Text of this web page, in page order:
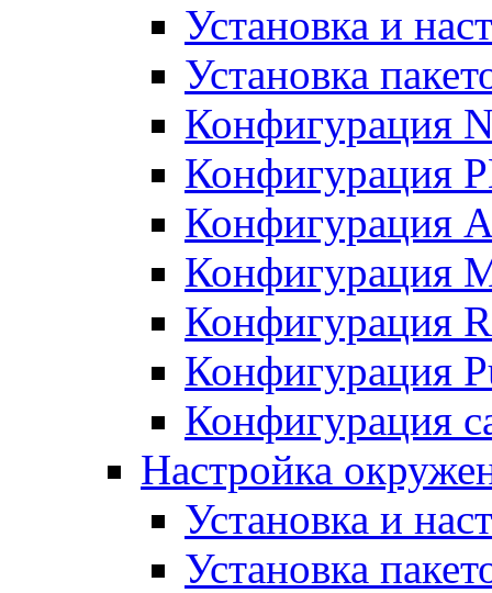
Установка и
Установка
Конфигурация
Конфигурация
Конфигурация
Конфигурация
Конфигурация
Конфигурация
Конфигурация
Настройка
Установка и
Установка